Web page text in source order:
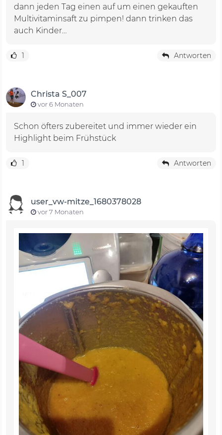
dann jeden Tag einen auf um einen gekauften
Multivitaminsaft zu pimpen! dann trinken das
auch Kinder…
1 Antworten
Christa S_007
vor 6 Monaten
Schon öfters zubereitet und immer wieder ein
Highlight beim Frühstück
1 Antworten
user_vw-mitze_1680378028
vor 7 Monaten